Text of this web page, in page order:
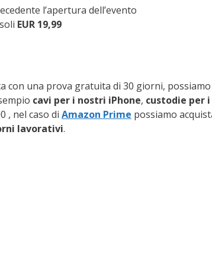
l’apertura dell’evento
EUR 19,99
con una prova gratuita di 30 giorni,
cavi per i nostri iPhone, custodie per
, nel caso di Amazon Prime possiamo
lavorativi.